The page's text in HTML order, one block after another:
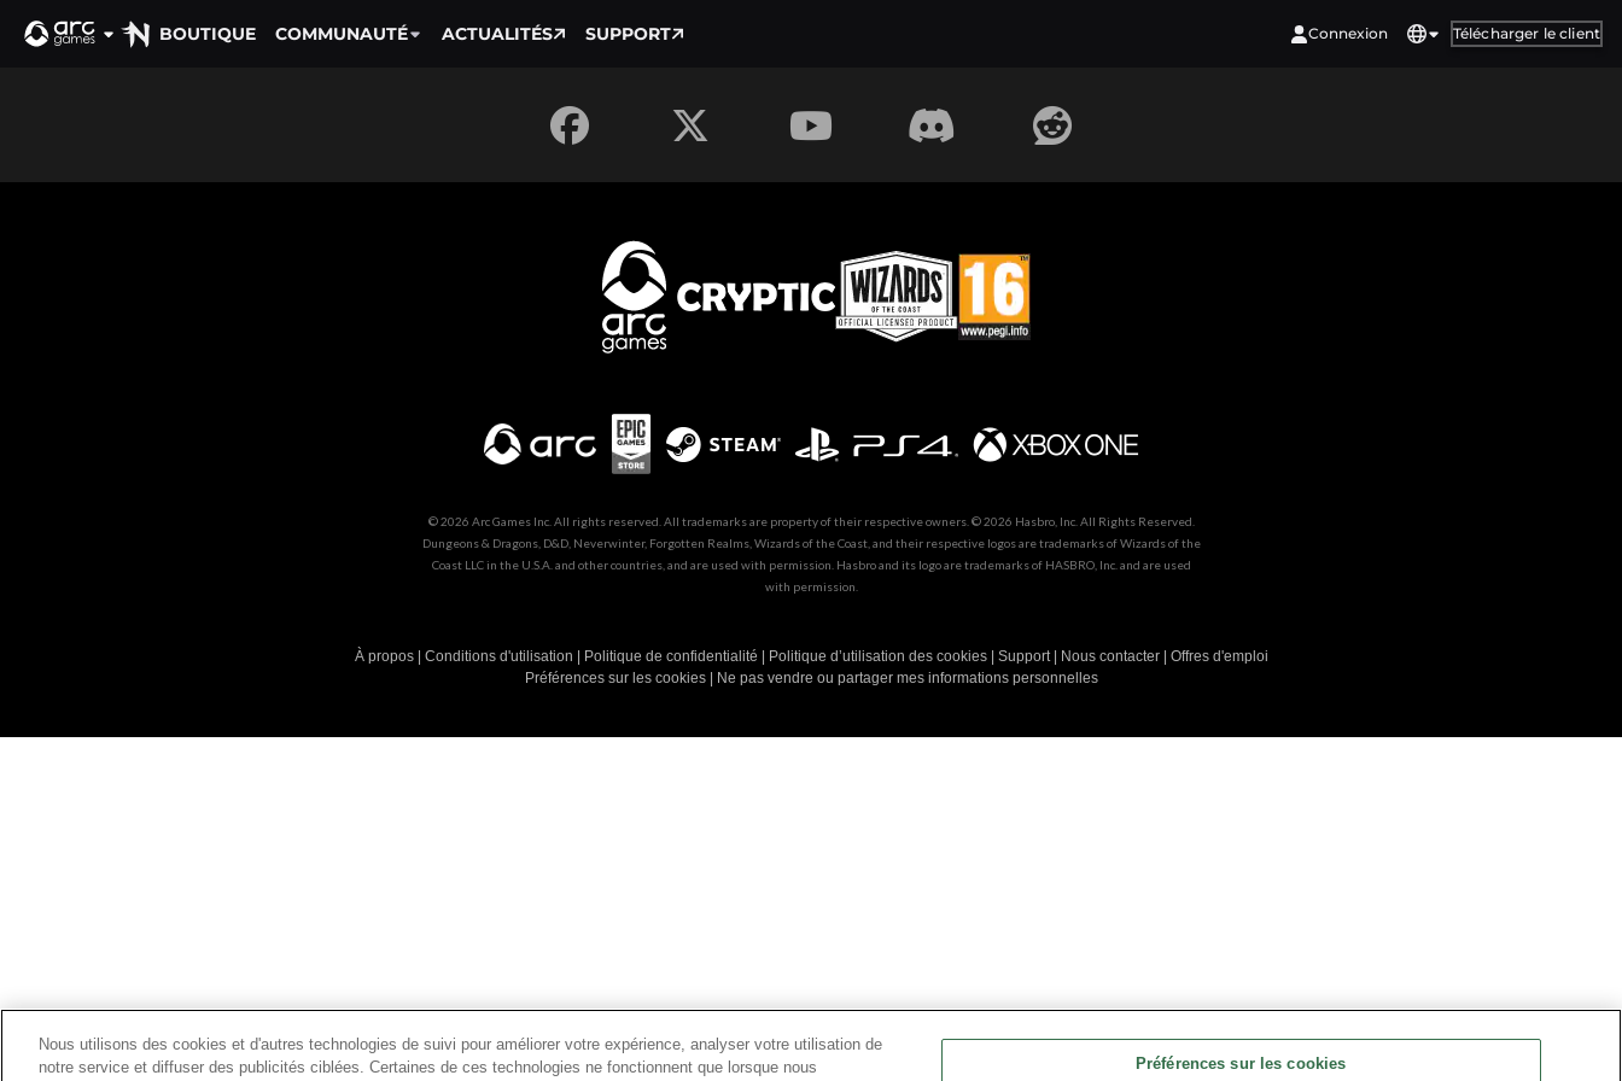
BOUTIQUE COMMUNAUTÉ ACTUALITÉS SUPPORT Connexion Télécharger le client
© 2026 Arc Games Inc. All rights reserved. All trademarks are property of their respective owners. © 2026 Hasbro, Inc. All Rights Reserved.
Dungeons & Dragons, D&D, Neverwinter, Forgotten Realms, Wizards of the Coast, and their respective logos are trademarks of Wizards of the
Coast LLC in the U.S.A. and other countries, and are used with permission. Hasbro and its logo are trademarks of HASBRO, Inc. and are used
with permission.
À propos| Conditions d'utilisation Politique de confidentialité Politique d’utilisation des cookies| Support| Nous contacter| Offres d'emploi
Préférences sur les cookies| Ne pas vendre ou partager mes informations personnelles
Nous utilisons des cookies et d'autres technologies de suivi pour améliorer votre expérience, analyser votre utilisation de
notre service et diffuser des publicités ciblées. Certaines de ces technologies ne fonctionnent que lorsque nous
Préférences sur les cookies